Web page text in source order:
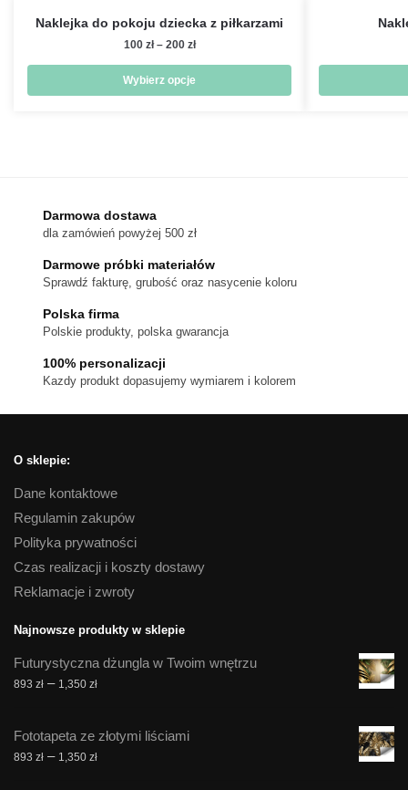
Naklejka do pokoju dziecka z piłkarzami
100 zł – 200 złZakres
od
100 zł
Wybierz opcje
można
wybrać
na
produktu
Darmowa dostawa
dla zamówień powyżej 500 zł
Darmowe próbki materiałów
Sprawdź fakturę, grubość oraz nasycenie koloru
Polska firma
Polskie produkty, polska gwarancja
100% personalizacji
Kazdy produkt dopasujemy wymiarem i kolorem
O sklepie:
Dane kontaktowe
Regulamin zakupów
Polityka prywatności
Czas realizacji i koszty dostawy
Reklamacje i zwroty
Najnowsze produkty w sklepie
Futurystyczna dżungla w Twoim wnętrzu
893 zł – 1,350 złZakres
893 zł
do
Fototapeta ze złotymi liściami
893 zł – 1,350 złZakres